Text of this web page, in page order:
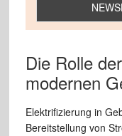
Die Rolle
modernen
Elektrifizierung in
Bereitstellung von